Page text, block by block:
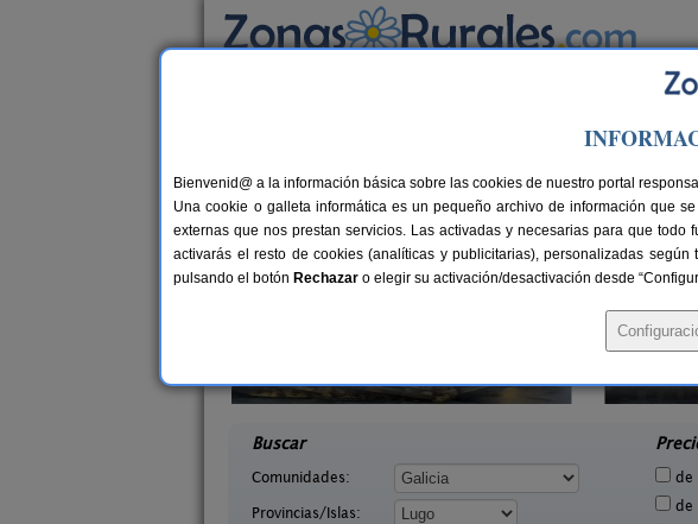
Busca por
Casas Rurales en Cervantes
25 €
Buscar
Comunidades:
Provincias/Islas:
de
de
Bienvenid@ a la información básica sobre las cookies de nuestro portal
Una cookie o galleta informática es un pequeño archivo de información que
externas que nos prestan servicios. Las activadas y necesarias para que
activarás el resto de cookies (analíticas y publicitarias), personalizadas
pulsando el botón Rechazar o elegir su activación/desactivación desde